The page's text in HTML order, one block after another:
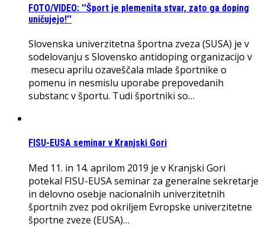
FOTO/VIDEO: ''Šport je plemenita stvar, zato ga doping
uničujejo!''
Slovenska univerzitetna športna zveza (SUSA) je v
sodelovanju s Slovensko antidoping organizacijo v
mesecu aprilu ozaveščala mlade športnike o
pomenu in nesmislu uporabe prepovedanih
substanc v športu. Tudi športniki so…
FISU-EUSA seminar v Kranjski Gori
Med 11. in 14. aprilom 2019 je v Kranjski Gori
potekal FISU-EUSA seminar za generalne sekretarje
in delovno osebje nacionalnih univerzitetnih
športnih zvez pod okriljem Evropske univerzitetne
športne zveze (EUSA)…